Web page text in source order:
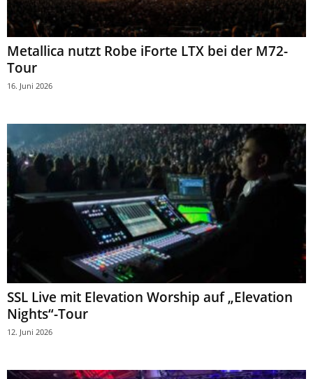
Metallica nutzt Robe iForte LTX bei der M72-
Tour
16. Juni 2026
SSL Live mit Elevation Worship auf „Elevation
Nights“-Tour
12. Juni 2026